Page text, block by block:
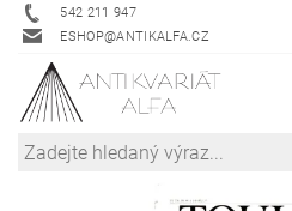
542 211 947
ESHOP@ANTIKALFA.CZ